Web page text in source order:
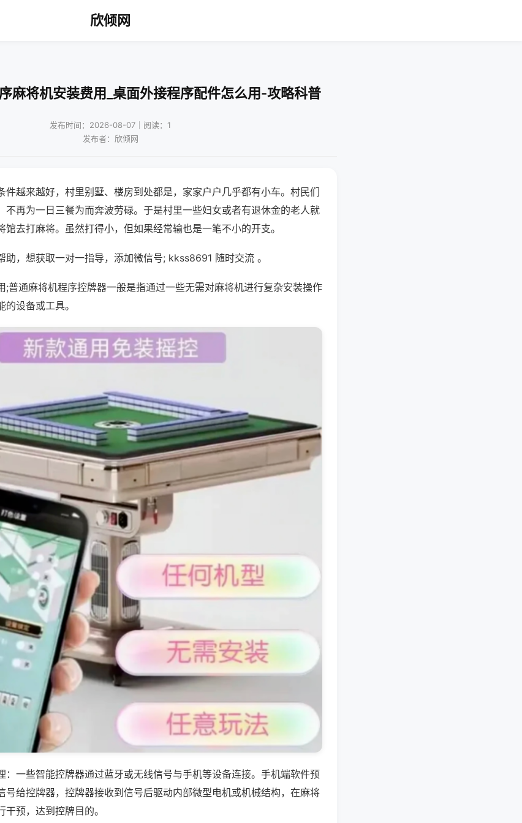
欣倾网
麻将机安装费用_桌面外接程序配件怎么用-攻略科普
发布时间：2026-08-07｜阅读：1
发布者：欣倾网
件越来越好，村里别墅、楼房到处都是，家家户户几乎都有小车。村民们
不再为一日三餐为而奔波劳碌。于是村里一些妇女或者有退休金的老人就
馆去打麻将。虽然打得小，但如果经常输也是一笔不小的开支。
助，想获取一对一指导，添加微信号; kkss8691 随时交流 。
;普通麻将机程序控牌器一般是指通过一些无需对麻将机进行复杂安装操作
设备或工具。
：一些智能控牌器通过蓝牙或无线信号与手机等设备连接。手机端软件预
号给控牌器，控牌器接收到信号后驱动内部微型电机或机械结构，在麻将
预，达到控牌目的。